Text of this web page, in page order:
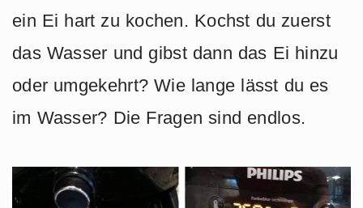
ein Ei hart zu kochen. Kochst du zuerst
das Wasser und gibst dann das Ei hinzu
oder umgekehrt? Wie lange lässt du es
im Wasser? Die Fragen sind endlos.